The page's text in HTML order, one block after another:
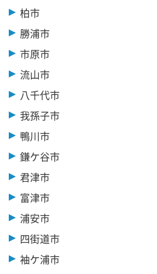
柏市
勝浦市
市原市
流山市
八千代市
我孫子市
鴨川市
鎌ケ谷市
君津市
富津市
浦安市
四街道市
袖ケ浦市